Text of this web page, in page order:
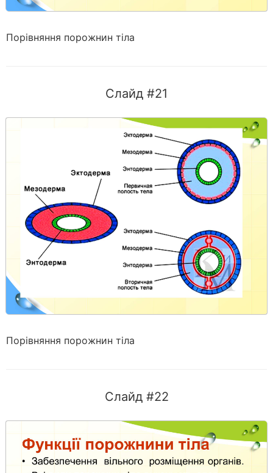
Порівняння порожнин тіла
Слайд #21
Порівняння порожнин тіла
Слайд #22